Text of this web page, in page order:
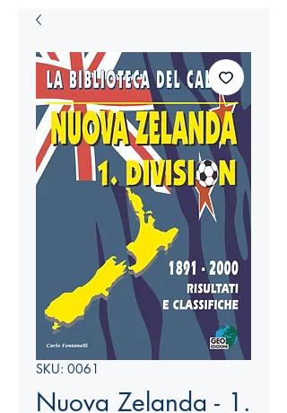
SKU: 0061
Nuova Zelanda - 1.